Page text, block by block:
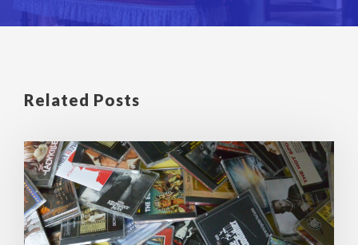
Related Posts